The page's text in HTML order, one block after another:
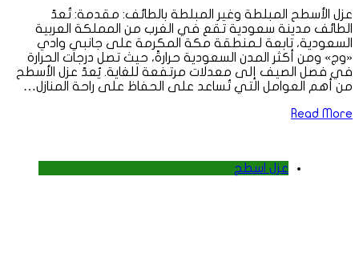
عزل الأسطح المبلطة وغير المبلطة بالطائف: مقدمة: تُعدّ
الطائف مدينة سعودية تقع في الغرب من المملكة العربية
السعودية، تابعة لـمنطقة مكة المكرمة على جانبي وادي
«وج» ومن أكثر المدن السعودية حرارةً، حيث تصل درجات الحرارة
في فصل الصيف إلى معدلات مرتفعة للغاية. يُعدّ عزل الأسطح
من أهم العوامل التي تُساعد على الحفاظ على راحة المنازل…
Read More
عزل اسطح